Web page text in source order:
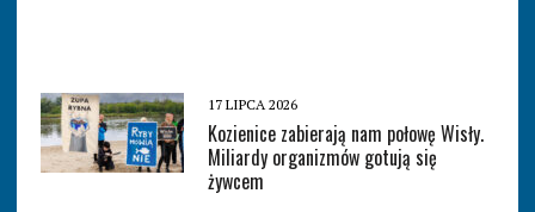
17 LIPCA 2026
Kozienice zabierają nam połowę Wisły.
Miliardy organizmów gotują się
żywcem